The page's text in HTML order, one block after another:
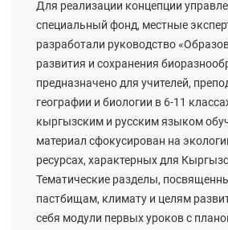
Для реализации концепции
специальный фонд, местные
разработали руководство
развития и сохранения
предназначено для учителей,
географии и биологии в 6-11
кыргызским и русским языком
материал сфокусирован на
ресурсах, характерных для
Тематические разделы,
пастбищам, климату и целям
себя модули первых уроков с